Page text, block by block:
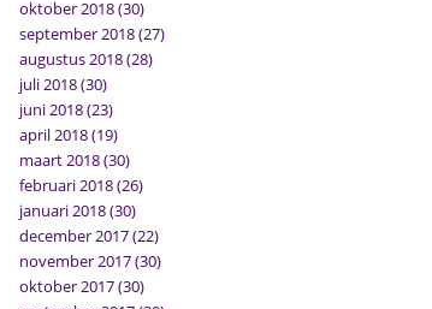
oktober 2018(30)
september 2018(27)
augustus 2018(28)
juli 2018(30)
juni 2018(23)
april 2018(19)
maart 2018(30)
februari 2018(26)
januari 2018(30)
december 2017(22)
november 2017(30)
oktober 2017(30)